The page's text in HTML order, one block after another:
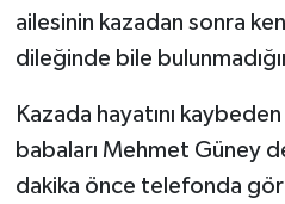
ailesinin kazadan sonra
dileğinde bile
Kazada hayatını
babaları Mehmet Güney
dakika önce telefonda